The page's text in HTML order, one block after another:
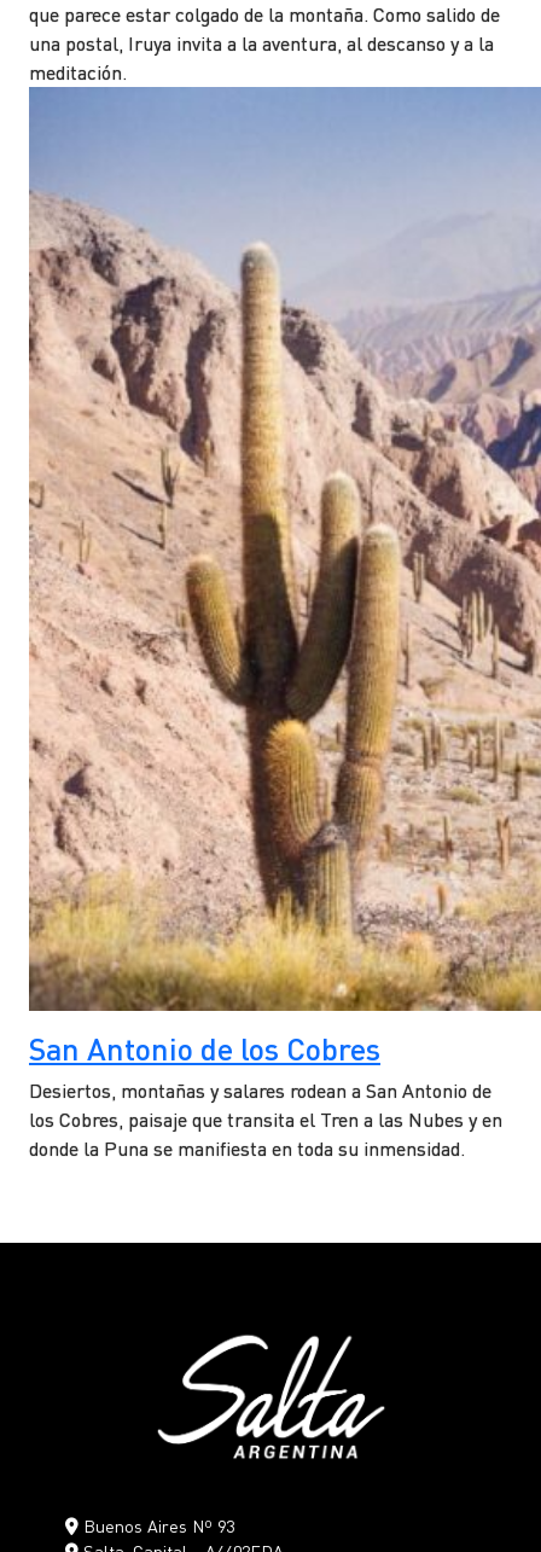
que parece estar colgado de la montaña. Como salido de
una postal, Iruya invita a la aventura, al descanso y a la
meditación.
San Antonio de los Cobres
Desiertos, montañas y salares rodean a San Antonio de
los Cobres, paisaje que transita el Tren a las Nubes y en
donde la Puna se manifiesta en toda su inmensidad.
Buenos Aires Nº 93